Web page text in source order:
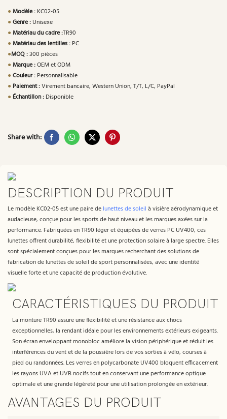
●Modèle : KC02-05
●Genre : Unisexe
●Matériau du cadre :TR90
●Matériau des lentilles : PC
●MOQ :300 pièces
●Marque :OEM et ODM
●Couleur : Personnalisable
● Paiement :Virement bancaire, Western Union, T/T, L/C, PayPal
● Échantillon : Disponible
Share with:
DESCRIPTION DU PRODUIT
Le modèle KC02-05 est une paire de lunettes de soleil à visière aérodynamique et
audacieuse, conçue pour les sports de haut niveau et les marques axées sur la
performance. Fabriquées en TR90 léger et équipées de verres PC UV400, ces
lunettes offrent durabilité, flexibilité et une protection solaire à large spectre. Elles
sont spécialement conçues pour les marques recherchant des solutions de
fabrication de lunettes de soleil de sport personnalisées, avec une identité
visuelle forte et une capacité de production évolutive.
CARACTÉRISTIQUES DU PRODUIT
La monture TR90 assure une flexibilité et une résistance aux chocs
exceptionnelles, la rendant idéale pour les environnements extérieurs exigeants.
Son écran enveloppant monobloc améliore la vision périphérique et réduit les
interférences du vent et de la poussière lors de vos sorties à vélo, courses à
pied ou randonnées. Les verres en polycarbonate UV400 bloquent efficacement
les rayons UVA et UVB nocifs tout en conservant une performance optique
optimale et une grande légèreté pour une utilisation prolongée en extérieur.
AVANTAGES DU PRODUIT